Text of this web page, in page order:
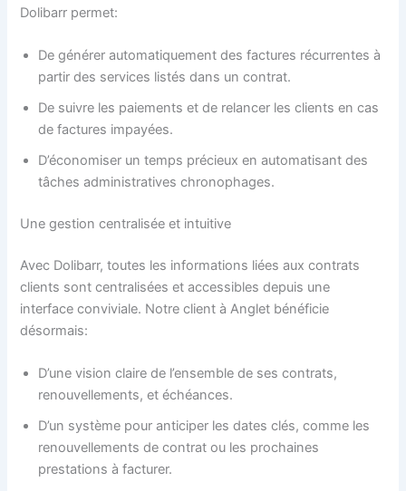
Dolibarr permet:
De générer automatiquement des factures récurrentes à
partir des services listés dans un contrat.
De suivre les paiements et de relancer les clients en cas
de factures impayées.
D’économiser un temps précieux en automatisant des
tâches administratives chronophages.
Une gestion centralisée et intuitive
Avec Dolibarr, toutes les informations liées aux contrats
clients sont centralisées et accessibles depuis une
interface conviviale. Notre client à Anglet bénéficie
désormais:
D’une vision claire de l’ensemble de ses contrats,
renouvellements, et échéances.
D’un système pour anticiper les dates clés, comme les
renouvellements de contrat ou les prochaines
prestations à facturer.